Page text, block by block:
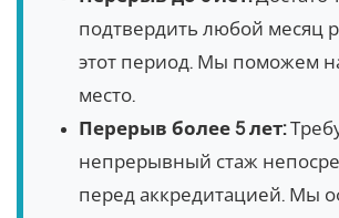
подтвердить любой месяц
этот период. Мы поможем
место.
Перерыв более 5 лет:
непрерывный стаж
перед аккредитацией. Мы